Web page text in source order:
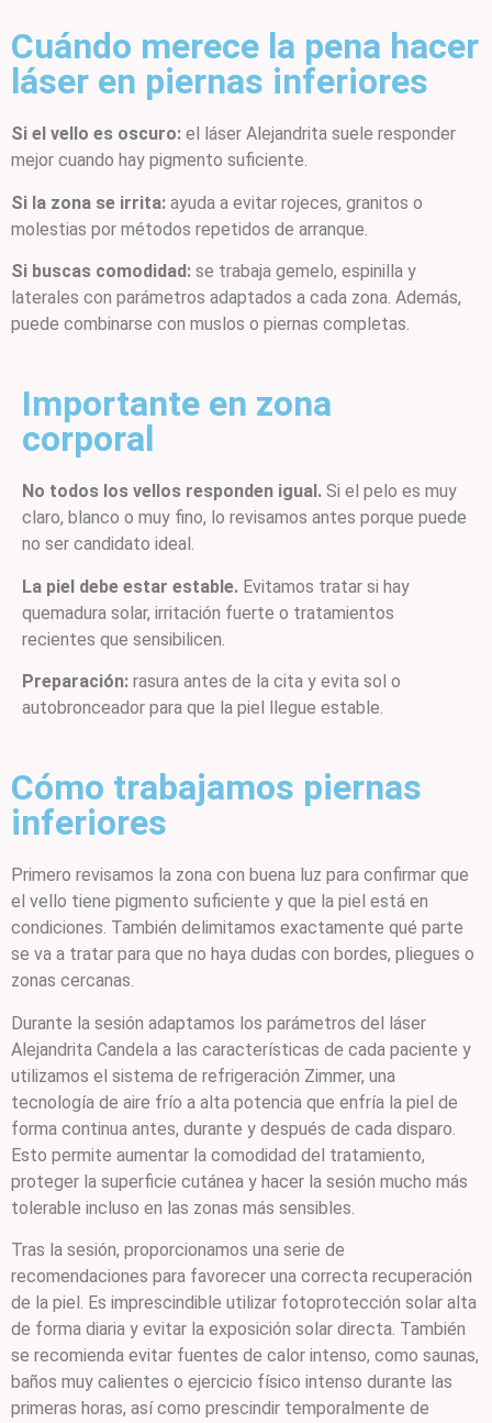
Cuándo merece la pena hacer
láser en piernas inferiores
Si el vello es oscuro: el láser Alejandrita suele responder
mejor cuando hay pigmento suficiente.
Si la zona se irrita: ayuda a evitar rojeces, granitos o
molestias por métodos repetidos de arranque.
Si buscas comodidad: se trabaja gemelo, espinilla y
laterales con parámetros adaptados a cada zona. Además,
puede combinarse con muslos o piernas completas.
Importante en zona
corporal
No todos los vellos responden igual. Si el pelo es muy
claro, blanco o muy fino, lo revisamos antes porque puede
no ser candidato ideal.
La piel debe estar estable. Evitamos tratar si hay
quemadura solar, irritación fuerte o tratamientos
recientes que sensibilicen.
Preparación: rasura antes de la cita y evita sol o
autobronceador para que la piel llegue estable.
Cómo trabajamos piernas
inferiores
Primero revisamos la zona con buena luz para confirmar que
el vello tiene pigmento suficiente y que la piel está en
condiciones. También delimitamos exactamente qué parte
se va a tratar para que no haya dudas con bordes, pliegues o
zonas cercanas.
Durante la sesión adaptamos los parámetros del láser
Alejandrita Candela a las características de cada paciente y
utilizamos el sistema de refrigeración Zimmer, una
tecnología de aire frío a alta potencia que enfría la piel de
forma continua antes, durante y después de cada disparo.
Esto permite aumentar la comodidad del tratamiento,
proteger la superficie cutánea y hacer la sesión mucho más
tolerable incluso en las zonas más sensibles.
Tras la sesión, proporcionamos una serie de
recomendaciones para favorecer una correcta recuperación
de la piel. Es imprescindible utilizar fotoprotección solar alta
de forma diaria y evitar la exposición solar directa. También
se recomienda evitar fuentes de calor intenso, como saunas,
baños muy calientes o ejercicio físico intenso durante las
primeras horas, así como prescindir temporalmente de